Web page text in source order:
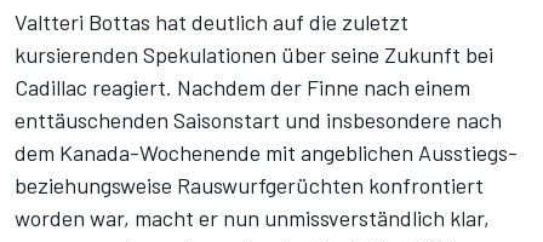
Valtteri Bottas hat deutlich auf die zuletzt
kursierenden Spekulationen über seine Zukunft bei
Cadillac reagiert. Nachdem der Finne nach einem
enttäuschenden Saisonstart und insbesondere nach
dem Kanada-Wochenende mit angeblichen Ausstiegs-
beziehungsweise Rauswurfgerüchten konfrontiert
worden war, macht er nun unmissverständlich klar,